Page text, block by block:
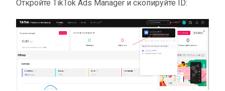
Откройте TikTok Ads Manager и скопируйте ID: